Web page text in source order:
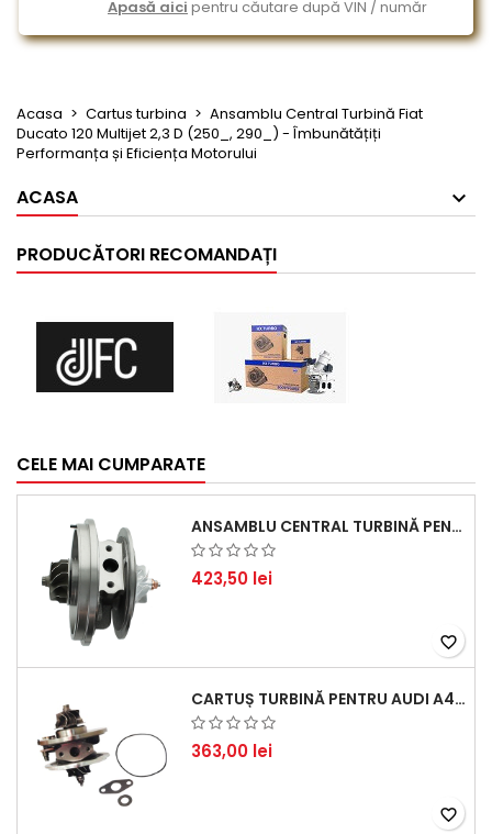
Apasă aici pentru căutare după VIN / număr
Acasa Cartus turbina
Ansamblu Central Turbină Fiat
Ducato 120 Multijet 2,3 D (250_, 290_) - Îmbunătățiți
Performanța și Eficiența Motorului
ACASA
PRODUCĂTORI RECOMANDAȚI
CELE MAI CUMPARATE
ANSAMBLU CENTRAL TURBINĂ PENTRU BMW SERIA 3, SERIA 5 ȘI X3 - PERFORMANȚĂ ȘI FIABILITATE
423,50 lei
favorite_border
CARTUȘ TURBINĂ PENTRU AUDI A4, A6, SKODA SUPERB ȘI VW PASSAT, MOTOR DIESEL 1.9 TDI
363,00 lei
favorite_border